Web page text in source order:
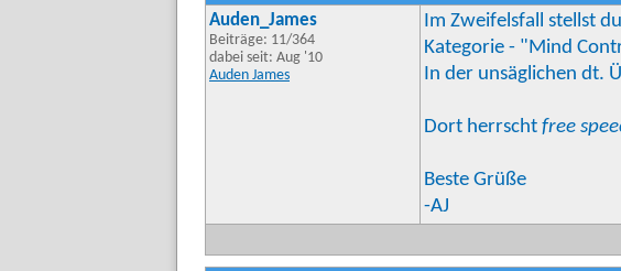
Auden_James
Beiträge: 11/364
dabei seit: Aug '10
Auden James
Im Zweifelsfall stellst
Kategorie - "Mind
In der unsäglichen dt.
Dort herrscht free
Beste Grüße
-AJ